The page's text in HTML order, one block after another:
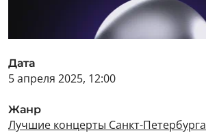
Дата
5 апреля 2025, 12:00
Жанр
Лучшие концерты Санкт-Петербурга